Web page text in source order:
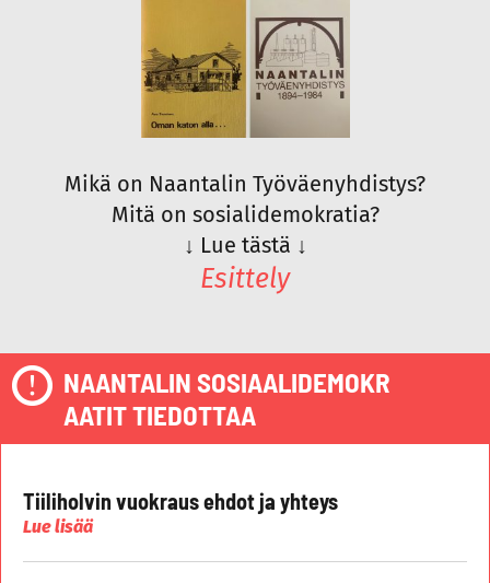
Mikä on Naantalin Työväenyhdistys?
Mitä on sosialidemokratia?
↓ Lue tästä ↓
Esittely
NAANTALIN SOSIAALIDEMOKR
AATIT TIEDOTTAA
Tiiliholvin vuokraus ehdot ja yhteys
Lue lisää